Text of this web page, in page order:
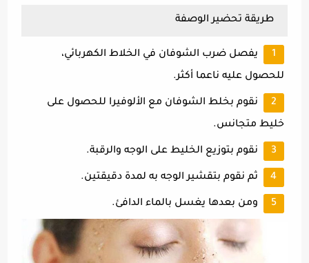
طريقة تحضير الوصفة
يفصل ضرب الشوفان في الخلاط الكهربائي،
للحصول عليه ناعما أكثر.
نقوم بخلط الشوفان مع الألوفيرا للحصول على
خليط متجانس.
نقوم بتوزيع الخليط على الوجه والرقبة.
ثم نقوم بتقشير الوجه به لمدة دقيقتين.
ومن بعدها يغسل بالماء الدافئ.